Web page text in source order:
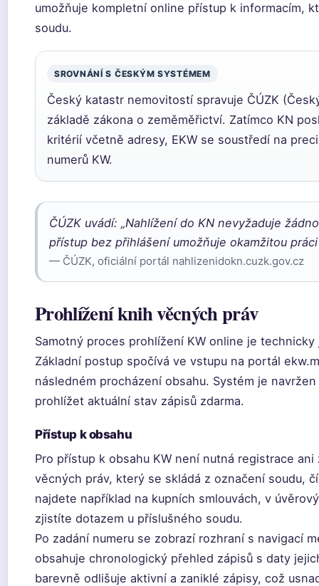
umožňuje kompletní online přístup k informacím,
soudu.
SROVNÁNÍ S ČESKÝM SYSTÉMEM
Český katastr nemovitostí spravuje ČÚZK
základě zákona o zeměměřictví. Zatímco KN
kritérií včetně adresy, EKW se soustředí na
numerů KW.
ČÚZK uvádí: „Nahlížení do KN nevyžaduje
přístup bez přihlášení umožňuje okamžitou
— ČÚZK, oficiální portál nahlizenidokn.cuzk.gov.cz
Prohlížení knih věcných práv
Samotný proces prohlížení KW online je
Základní postup spočívá ve vstupu na portál
následném procházení obsahu. Systém je
prohlížet aktuální stav zápisů zdarma.
Přístup k obsahu
Pro přístup k obsahu KW není nutná registrace
věcných práv, který se skládá z označení soudu,
najdete například na kupních smlouvách, v
zjistíte dotazem u příslušného soudu.
Po zadání numeru se zobrazí rozhraní s navigací
obsahuje chronologický přehled zápisů s daty
barevně odlišuje aktivní a zaniklé zápisy, což